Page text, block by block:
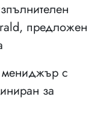
предложен
мениджър с
за